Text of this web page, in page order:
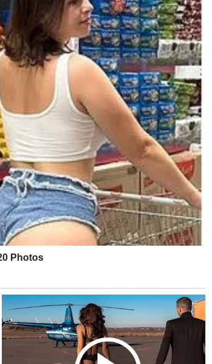
sija zajedno sa nekim.
ovog puta bez razočaranja
se emotivna energija smiruje i postaje
i ne traži žrtvu. Dolazi onda kada Ribe konačno
svom osećaju.
i emotivnu povezanost, dok slobodne Ribe
– jer donosi mir, nežnost i sigurnost.